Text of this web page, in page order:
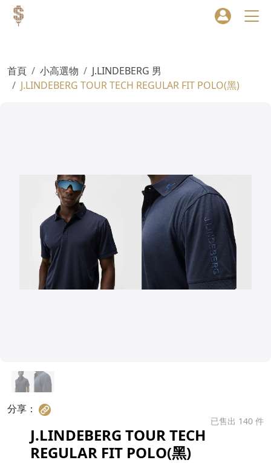
首頁 小高選物
J.LINDEBERG 男
J.LINDEBERG TOUR TECH REGULAR FIT POLO(黑)
分享：
已售出 140 件
J.LINDEBERG TOUR TECH
REGULAR FIT POLO(黑)